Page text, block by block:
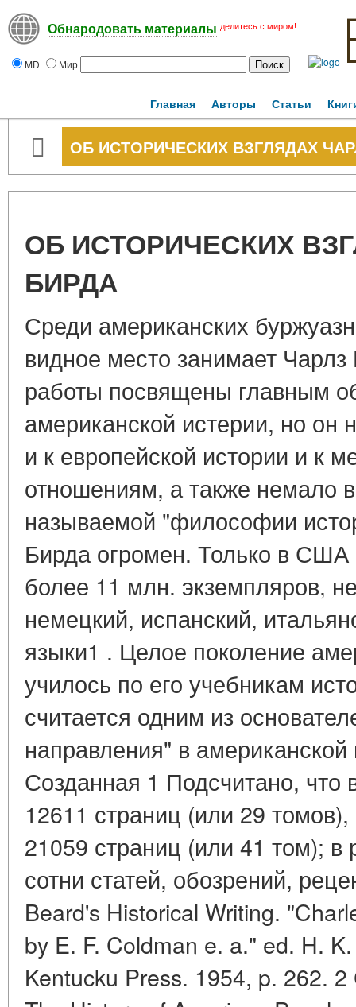
Обнародовать материалы делитесь с миром!
MD Мир
Главная Авторы Статьи
ОБ ИСТОРИЧЕСКИХ ВЗГЛЯДАХ
ОБ ИСТОРИЧЕСКИХ
БИРДА
Среди американских
видное место занимает
работы посвящены главным
американской истерии, но он
и к европейской истории и к
отношениям, а также немало
называемой "философии
Бирда огромен. Только в США
более 11 млн. экземпляров,
немецкий, испанский,
языки1 . Целое поколение
училось по его учебникам
считается одним из
направления" в
Созданная 1 Подсчитано, что
12611 страниц (или 29
21059 страниц (или 41 том); в
сотни статей, обозрений,
Beard's Historical Writing.
by E. F. Coldman e. a." ed. H.
Kentucku Press. 1954, p. 262.